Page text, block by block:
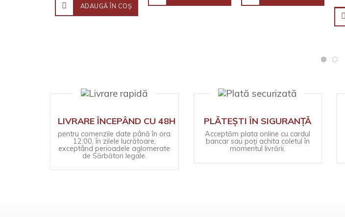
ADAUGĂ ÎN COŞ
LIVRARE ÎNCEPÂND CU 48H
pentru comenzile date până în ora
12:00, în zilele lucrătoare,
exceptând perioadele aglomerate
de Sărbători legale.
PLĂTEȘTI ÎN SIGURANȚĂ
Acceptăm plata online cu cardul
bancar sau poți achita coletul în
momentul livrării.